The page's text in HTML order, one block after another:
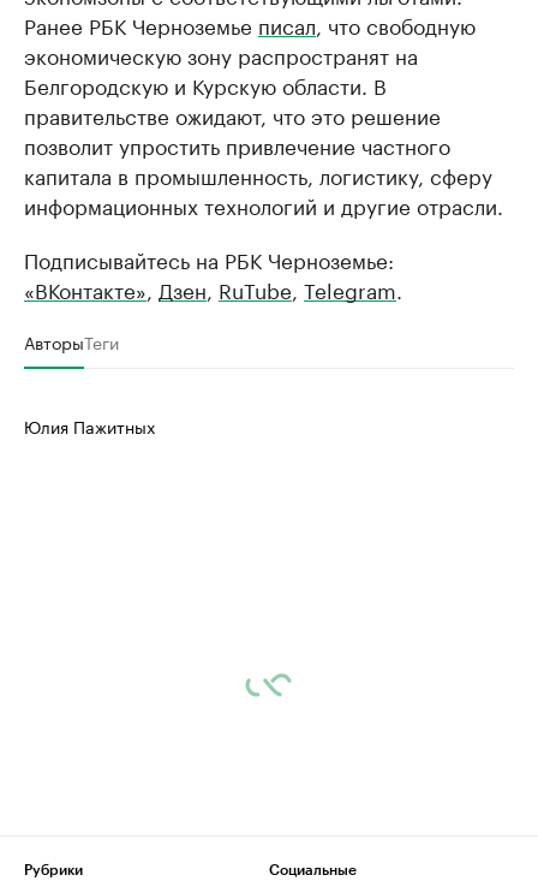
Ранее РБК Черноземье писал, что свободную
экономическую зону распространят на
Белгородскую и Курскую области. В
правительстве ожидают, что это решение
позволит упростить привлечение частного
капитала в промышленность, логистику, сферу
информационных технологий и другие отрасли.
Подписывайтесь на РБК Черноземье:
«ВКонтакте», Дзен, RuTube, Telegram.
АвторыТеги
Юлия Пажитных
Рубрики
Социальные